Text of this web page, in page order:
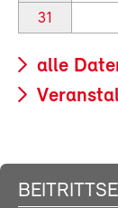
31
alle